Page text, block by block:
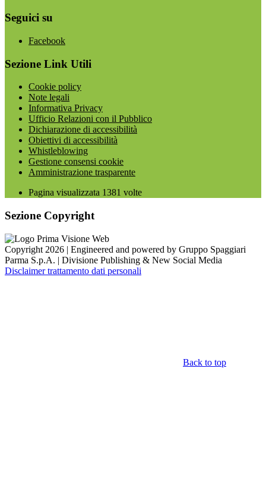
Seguici su
Facebook
Sezione Link Utili
Cookie policy
Note legali
Informativa Privacy
Ufficio Relazioni con il Pubblico
Dichiarazione di accessibilità
Obiettivi di accessibilità
Whistleblowing
Gestione consensi cookie
Amministrazione trasparente
Pagina visualizzata 1381 volte
Sezione Copyright
Copyright 2026 | Engineered and powered by Gruppo Spaggiari
Parma S.p.A. | Divisione Publishing & New Social Media
Disclaimer trattamento dati personali
Back to top